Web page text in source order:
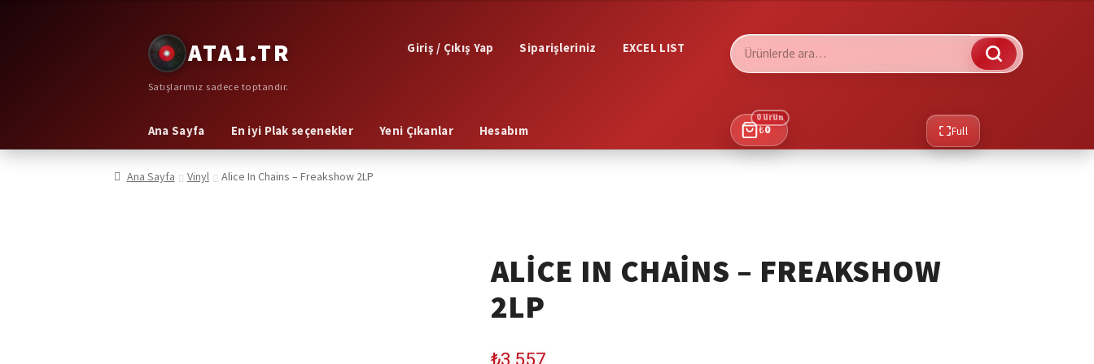
Dolaşıma
geç
İçeriğe
geç
ATA1.TR
Satışlarımız sadece toptandır.
Giriş / Çıkış Yap Siparişleriniz
EXCEL LIST
Ara:
Ana Sayfa En iyi Plak seçenekler Yeni Çıkanlar Hesabım ₺0
0 ürün
Full
Ana Sayfa Vinyl Alice In Chains – Freakshow 2LP
ALICE IN CHAINS – FREAKSHOW
2LP